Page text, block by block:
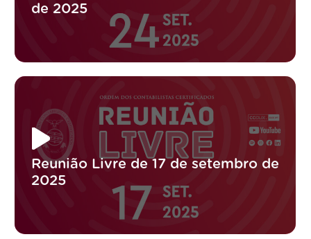
de 2025
Reunião Livre de 17 de setembro de
2025